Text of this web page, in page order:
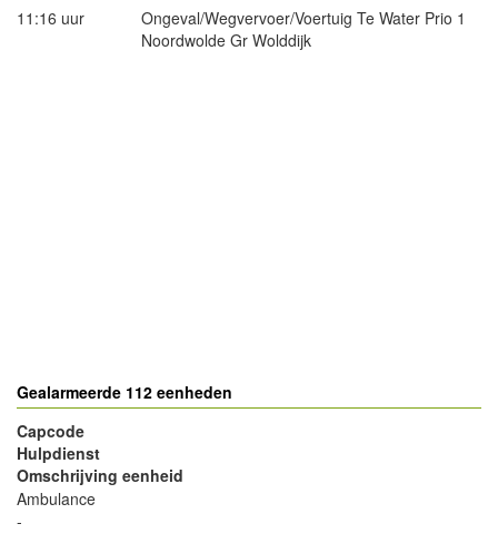
11:16 uur
Ongeval/Wegvervoer/Voertuig Te Water Prio 1
Noordwolde Gr Wolddijk
Gealarmeerde 112 eenheden
Capcode
Hulpdienst
Omschrijving eenheid
Ambulance
-